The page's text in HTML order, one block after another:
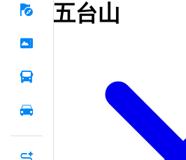
五台山